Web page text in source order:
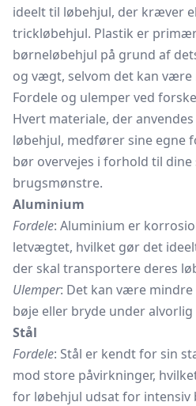
ideelt til løbehjul, der kræver
trickløbehjul. Plastik er
børneløbehjul på grund af
og vægt, selvom det kan
Fordele og ulemper ved
Hvert materiale, der
løbehjul, medfører sine egne
bør overvejes i forhold til
brugsmønstre.
Aluminium
Fordele: Aluminium er
letvægtet, hvilket gør det
der skal transportere deres
Ulemper: Det kan være
bøje eller bryde under
Stål
Fordele: Stål er kendt for sin
mod store påvirkninger,
for løbehjul udsat for intensiv